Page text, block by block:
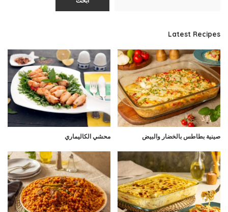
Latest Recipes
صينية بطاطس بالخضار والبيض محشي الكاليماري